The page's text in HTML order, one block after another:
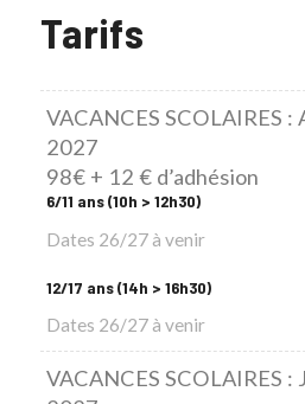
Tarifs
VACANCES SCOLAIRES :
2027
98€ + 12 € d’adhésion
6/11 ans (10h > 12h30)
Dates 26/27 à venir
12/17 ans (14h > 16h30)
Dates 26/27 à venir
VACANCES SCOLAIRES :